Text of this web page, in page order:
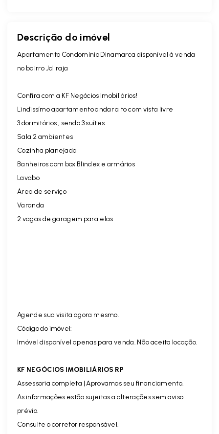
Descrição do imóvel
Apartamento Condomínio Dinamarca disponível à venda
no bairro Jd Iraja
Confira com a KF Negócios Imobiliários!
Lindissímo apartamento andar alto com vista livre
3 dormitórios , sendo 3 suítes
Sala 2 ambientes
Cozinha planejada
Banheiros com box Blindex e armários
Lavabo
Área de serviço
Varanda
2 vagas de garagem paralelas
Agende sua visita agora mesmo.
Código do imóvel:
Imóvel disponível apenas para venda. Não aceita locação.
KF NEGÓCIOS IMOBILIÁRIOS RP
Assessoria completa | Aprovamos seu financiamento.
As informações estão sujeitas a alterações sem aviso
prévio.
Consulte o corretor responsável.